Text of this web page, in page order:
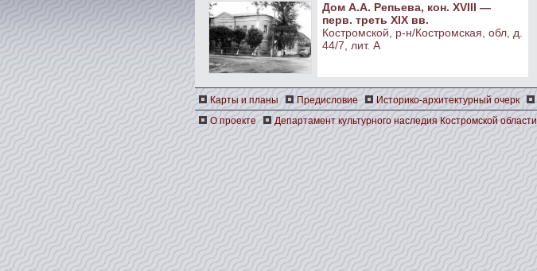
Дом А.А. Репьева, кон. XVIII —
перв. треть XIX вв.
Костромской, р-н/Костромская, обл, д.
44/7, лит. А
Карты и планы Предисловие Историко-архитектурный очерк
О проекте
Департамент культурного наследия Костромской области